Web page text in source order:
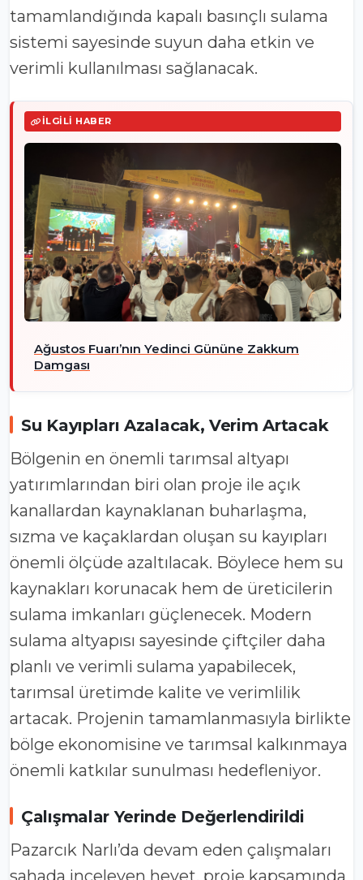
tamamlandığında kapalı basınçlı sulama
sistemi sayesinde suyun daha etkin ve
verimli kullanılması sağlanacak.
İLGILI HABER
Ağustos Fuarı’nın Yedinci Gününe Zakkum
Damgası
Su Kayıpları Azalacak, Verim Artacak
Bölgenin en önemli tarımsal altyapı
yatırımlarından biri olan proje ile açık
kanallardan kaynaklanan buharlaşma,
sızma ve kaçaklardan oluşan su kayıpları
önemli ölçüde azaltılacak. Böylece hem su
kaynakları korunacak hem de üreticilerin
sulama imkanları güçlenecek. Modern
sulama altyapısı sayesinde çiftçiler daha
planlı ve verimli sulama yapabilecek,
tarımsal üretimde kalite ve verimlilik
artacak. Projenin tamamlanmasıyla birlikte
bölge ekonomisine ve tarımsal kalkınmaya
önemli katkılar sunulması hedefleniyor.
Çalışmalar Yerinde Değerlendirildi
Pazarcık Narlı’da devam eden çalışmaları